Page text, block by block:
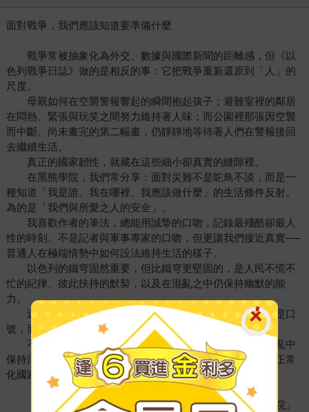
面對戰爭，我們應該知道要準備什麼
戰爭常被抽象化為外交、數據與國際新聞的距離感，但《以
色列戰爭日誌》做的是相反的事：它把戰爭重新還原到「人」的
尺度。
母親如何在空襲警報響起的瞬間抱起孩子；避難室裡的鄰居
在悶熱、緊張與玩笑之間努力維持著人味；而公園裡那張因空襲
而中斷、尚未畫完的第二幅畫，仍靜靜地等待著人們在警報後回
去繼續生活。
真正的國家韌性，就藏在這些細小卻真實的縫隙裡。
在黑熊學院，我們常分享：面對災難不是鴕鳥不談，而是一
種知道「我是誰、我在哪裡、我應該做什麼」的生活條件反射。
為的是「我們與所愛之人的安全」。
我喜歡作者的筆法，總能用誠摯的口吻，記錄最殘酷卻最人
性的時刻。不是記者與軍事專家的口吻，但更讓我們接近真實──
普通人在極端情勢中如何設法維持生活的樣子。
以色列的鐵穹固然重要，但比鐵穹更堅固的，是人民不慌不
忙的紀律、彼此扶持的默契，以及在混亂之中仍保持幽默的能
力。
這本書提醒台灣：真正的民防不是武器，而是心理；不是口
號，而是每個家庭都知道下一步該做什麼。
不確定的年代，願這本書成為台灣的鏡子：讓我們在混亂中
保持清醒，並理解：準備，是文明得以延續的方式；是一個正常
化國家的尊嚴。
「黑熊學院」